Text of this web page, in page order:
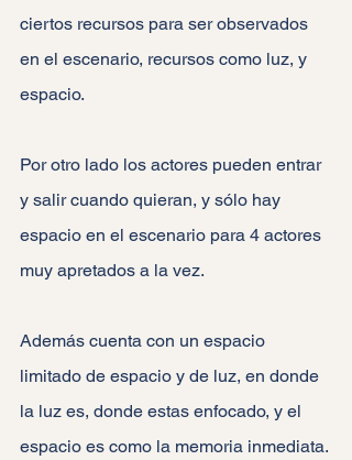
ciertos recursos para ser observados
en el escenario, recursos como luz, y
espacio.
Por otro lado los actores pueden entrar
y salir cuando quieran, y sólo hay
espacio en el escenario para 4 actores
muy apretados a la vez.
Además cuenta con un espacio
limitado de espacio y de luz, en donde
la luz es, donde estas enfocado, y el
espacio es como la memoria inmediata.